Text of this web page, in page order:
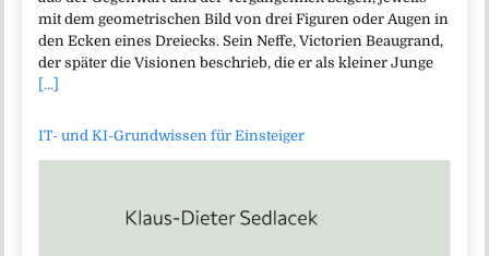
mit dem geometrischen Bild von drei Figuren oder Augen in
den Ecken eines Dreiecks. Sein Neffe, Victorien Beaugrand,
der später die Visionen beschrieb, die er als kleiner Junge
[...]
IT- und KI-Grundwissen für Einsteiger